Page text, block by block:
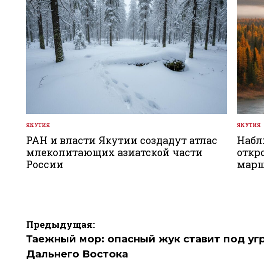
ОПУБЛИКОВАНО
В
ЯКУТИЯ
РАН и власти Якутии создадут атлас
млекопитающих азиатской части
России
В
ЯКУТИЯ
Навигация
по
записям
Предыдущая:
Таежный мор: опасный жук ставит под
Дальнего Востока